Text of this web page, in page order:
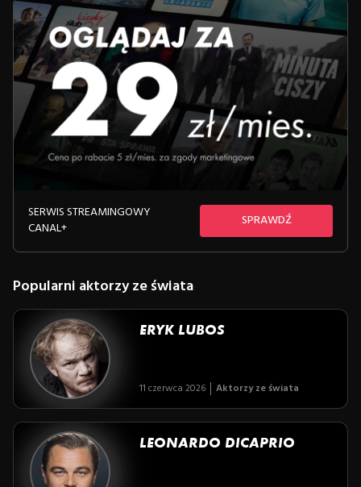
SERWIS STREAMINGOWY
CANAL+
SPRAWDŹ
Popularni aktorzy ze świata
ERYK LUBOS
11 czerwca 2026 Aktorzy ze świata
LEONARDO DICAPRIO